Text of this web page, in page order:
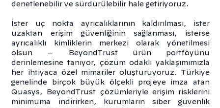
denetlenebilir ve sürdürülebilir hale getiriyoruz.
İster uç nokta ayrıcalıklarının kaldırılması, ister
uzaktan erişim güvenliğinin sağlanması, isterse
ayrıcalıklı kimliklerin merkezi olarak yönetilmesi
olsun — BeyondTrust ürün portföyünü
derinlemesine tanıyor, çözüm odaklı yaklaşımımızla
her ihtiyaca özel mimariler oluşturuyoruz. Türkiye
genelinde birçok büyük ölçekli projeye imza atan
Quasys, BeyondTrust çözümleriyle erişim risklerini
minimuma indirirken, kurumların siber güvenlik